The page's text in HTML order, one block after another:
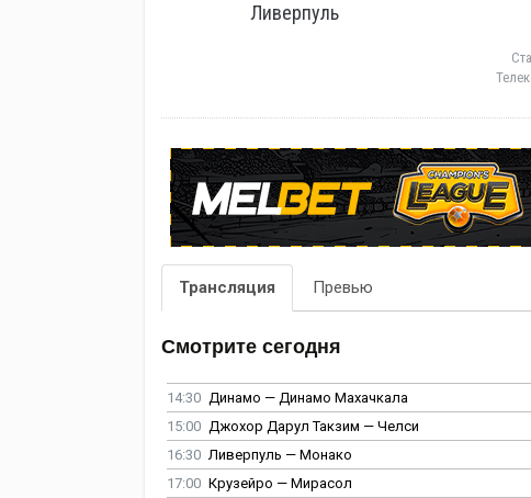
Ливерпуль
Трансляция Превью
Смотрите сегодня
14:30 Динамо — Динамо Махачкала
15:00 Джохор Дарул Такзим — Челси
16:30 Ливерпуль — Монако
17:00 Крузейро — Мирасол